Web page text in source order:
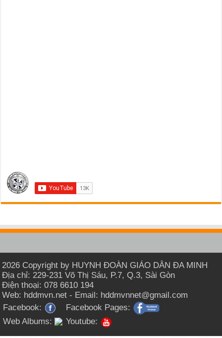
2026 Copyright by HUYNH ĐOÀN GIÁO DÂN ĐA MINH
Địa chỉ: 229-231 Võ Thị Sáu, P.7, Q.3, Sài Gòn
Điện thoại: 078 6610 194
Web: hddmvn.net - Email: hddmvnnet@gmail.com
Facebook:
Facebook Pages:
Web Albums:
Youtube: